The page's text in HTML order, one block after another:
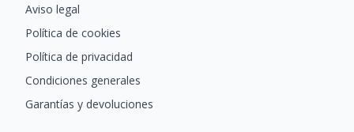
Aviso legal
Política de cookies
Política de privacidad
Condiciones generales
Garantías y devoluciones